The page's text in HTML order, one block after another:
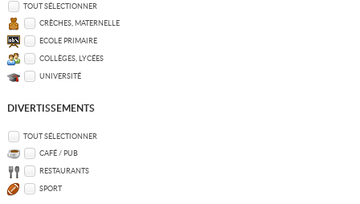
TOUT SÉLECTIONNER
CRÈCHES, MATERNELLE
ECOLE PRIMAIRE
COLLÈGES, LYCÉES
UNIVERSITÉ
DIVERTISSEMENTS
TOUT SÉLECTIONNER
CAFÉ / PUB
RESTAURANTS
SPORT